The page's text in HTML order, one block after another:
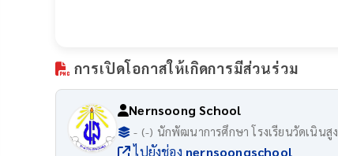
การเปิดโอกาสให้เกิดการมีส่วนร่วม
Nernsoong School
- (-) นักพัฒนาการศึกษา โรงเรียนวัดเนินสูง
ไปยังช่อง nernsoongschool